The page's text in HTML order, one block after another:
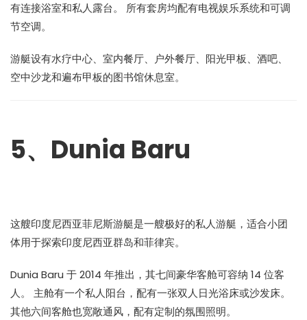
有连接浴室和私人露台。 所有套房均配有电视娱乐系统和可调
节空调。
游艇设有水疗中心、室内餐厅、户外餐厅、阳光甲板、酒吧、
空中沙龙和遍布甲板的图书馆休息室。
5、Dunia Baru
这艘印度尼西亚菲尼斯游艇是一艘极好的私人游艇，适合小团
体用于探索印度尼西亚群岛和菲律宾。
Dunia Baru 于 2014 年推出，其七间豪华客舱可容纳 14 位客
人。 主舱有一个私人阳台，配有一张双人日光浴床或沙发床。
其他六间客舱也宽敞通风，配有定制的氛围照明。